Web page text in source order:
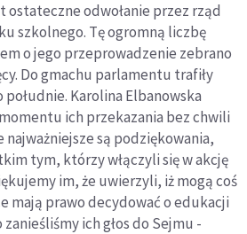
odwołanie przez rząd
szkolnego. Tę ogromną liczbę
o jego przeprowadzenie zebrano
Do gmachu parlamentu trafiły
południe. Karolina Elbanowska
ich przekazania bez chwili
najważniejsze są podziękowania,
tym, którzy włączyli się w akcję
im, że uwierzyli, iż mogą coś
mają prawo decydować o edukacji
ich głos do Sejmu -